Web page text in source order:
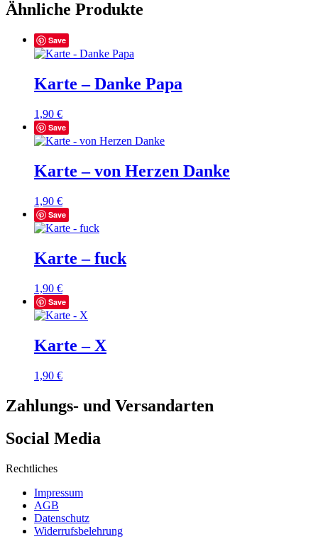
Ähnliche Produkte
Save
Karte – Danke Papa
1,90 €
Save
Karte – von Herzen Danke
1,90 €
Save
Karte – fuck
1,90 €
Save
Karte – X
1,90 €
Zahlungs- und Versandarten
Social Media
Rechtliches
Impressum
AGB
Datenschutz
Widerrufsbelehrung